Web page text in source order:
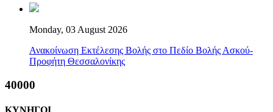
Monday, 03 August 2026
Ανακοίνωση Εκτέλεσης Βολής στο Πεδίο Βολής Ασκού-
Προφήτη Θεσσαλονίκης
40000
ΚΥΝΗΓΟΙ